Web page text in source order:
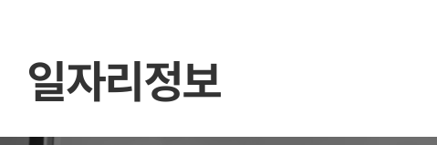
일자리정보